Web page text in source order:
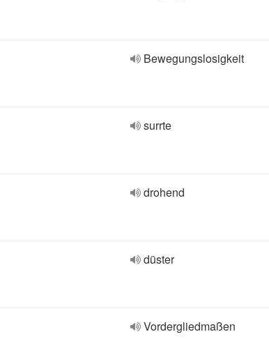
Bewegungslosigkeit
surrte
drohend
düster
Vordergliedmaßen